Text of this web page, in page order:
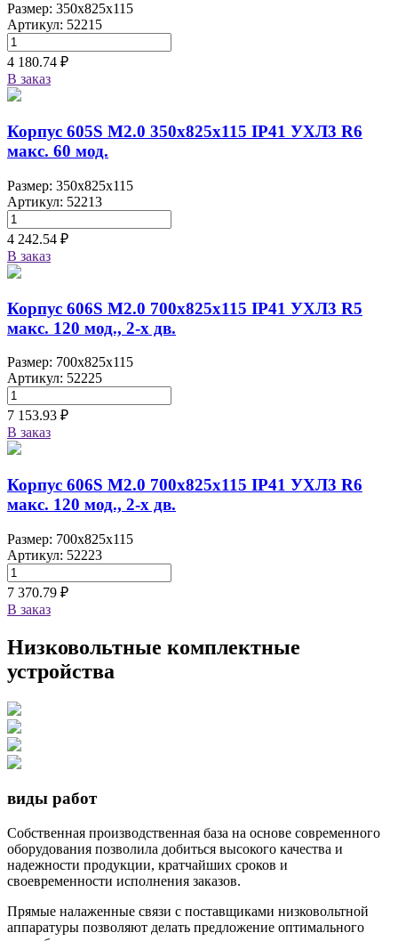
Размер: 350x825x115
Артикул: 52215
4 180.74 ₽
В заказ
Корпус 605S M2.0 350х825х115 IP41 УХЛ3 R6
макс. 60 мод.
Размер: 350x825x115
Артикул: 52213
4 242.54 ₽
В заказ
Корпус 606S M2.0 700х825х115 IP41 УХЛ3 R5
макс. 120 мод., 2-х дв.
Размер: 700x825x115
Артикул: 52225
7 153.93 ₽
В заказ
Корпус 606S M2.0 700х825х115 IP41 УХЛ3 R6
макс. 120 мод., 2-х дв.
Размер: 700x825x115
Артикул: 52223
7 370.79 ₽
В заказ
Низковольтные комплектные
устройства
виды работ
Собственная производственная база на основе современного
оборудования позволила добиться высокого качества и
надежности продукции, кратчайших сроков и
своевременности исполнения заказов.
Прямые налаженные связи с поставщиками низковольтной
аппаратуры позволяют делать предложение оптимального